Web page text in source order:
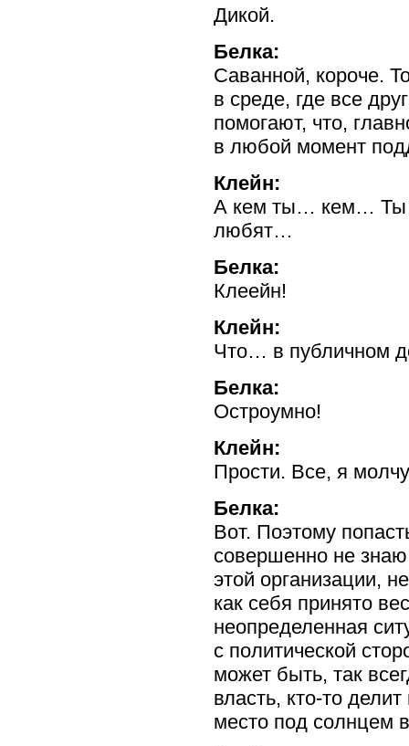
Дикой.
Белка:
Саванной, короче.
в среде, где все
помогают, что,
в любой момент
Клейн:
А кем ты… кем… Ты
любят…
Белка:
Клеейн!
Клейн:
Что… в публичном
Белка:
Остроумно!
Клейн:
Прости. Все, я
Белка:
Вот. Поэтому
совершенно не
этой организации,
как себя принято
неопределенная
с политической
может быть, так
власть, кто-то делит
место под солнцем